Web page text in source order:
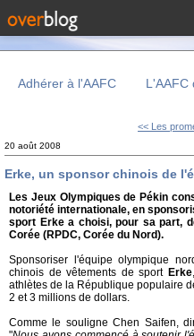
Adhérer à l'AAFC L'AAFC
<< Les
20 août 2008
Erke, un sponsor chinois de
Les Jeux Olympiques de Pékin
notoriété internationale, en
sport Erke a choisi, pour sa part,
Corée (RPDC, Corée du Nord).
Sponsoriser l'équipe olympique
chinois de vêtements de sport Erke
athlètes de la République populaire
2 et 3 millions de dollars.
Comme le souligne Chen Saifen,